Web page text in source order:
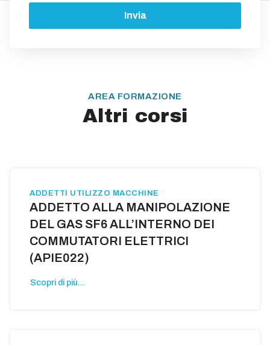
Invia
AREA FORMAZIONE
Altri corsi
ADDETTI UTILIZZO MACCHINE
ADDETTO ALLA MANIPOLAZIONE
DEL GAS SF6 ALL’INTERNO DEI
COMMUTATORI ELETTRICI
(APIE022)
Scopri di più...